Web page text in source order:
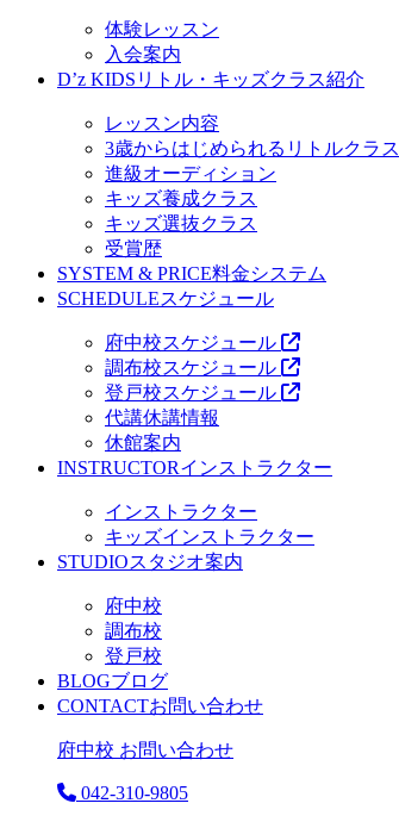
体験レッスン
入会案内
D’z KIDS リトル・キッズクラス紹介
レッスン内容
3歳からはじめられるリトルクラス
進級オーディション
キッズ養成クラス
キッズ選抜クラス
受賞歴
SYSTEM & PRICE料金システム
SCHEDULEスケジュール
府中校スケジュール
調布校スケジュール
登戸校スケジュール
代講休講情報
休館案内
INSTRUCTORインストラクター
インストラクター
キッズインストラクター
STUDIOスタジオ案内
府中校
調布校
登戸校
BLOGブログ
CONTACTお問い合わせ
府中校 お問い合わせ
042-310-9805